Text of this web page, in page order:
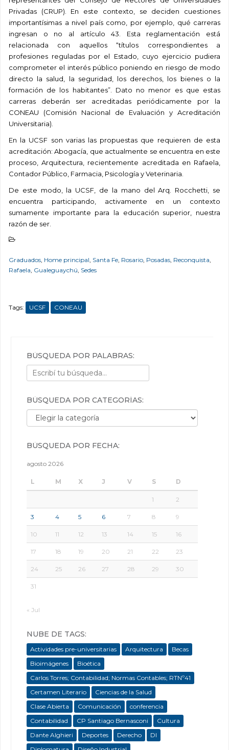
Privadas (CRUP). En este contexto, se deciden cuestiones
importantísimas a nivel país como, por ejemplo, qué carreras
ingresan o no al artículo 43. Esta reglamentación está
relacionada con aquellos “títulos correspondientes a
profesiones reguladas por el Estado, cuyo ejercicio pudiera
comprometer el interés público poniendo en riesgo de modo
directo la salud, la seguridad, los derechos, los bienes o la
formación de los habitantes”. Dato no menor es que estas
carreras deberán ser acreditadas periódicamente por la
CONEAU (Comisión Nacional de Evaluación y Acreditación
Universitaria).
En la UCSF son varias las propuestas que requieren de esta
acreditación: Abogacía, que actualmente se encuentra en este
proceso, Arquitectura, recientemente acreditada en Rafaela,
Contador Público, Farmacia, Psicología y Veterinaria.
De este modo, la UCSF, de la mano del Arq. Rocchetti, se
encuentra participando, activamente en un contexto
sumamente importante para la educación superior, nuestra
razón de ser.
Graduados, Home principal, Santa Fe, Rosario, Posadas, Reconquista,
Rafaela, Gualeguaychú, Sedes
Tags: UCSF CONEAU
BÚSQUEDA POR PALABRAS:
BÚSQUEDA POR CATEGORÍAS:
Búsqueda por categorías:
BÚSQUEDA POR FECHA:
agosto 2026
L M X J V S D
1 2
3 4 5 6 7 8 9
10 11 12 13 14 15 16
17 18 19 20 21 22 23
24 25 26 27 28 29 30
31
« Jul
NUBE DE TAGS:
Actividades pre-universitarias Arquitectura
Becas
Bioimágenes
Bioética
Carlos Torres; Contabilidad; Normas Contables; RTNº41
Certamen Literario
Ciencias de la Salud
Clase Abierta
Comunicación
conferencia
Contabilidad
CP Santiago Bernasconi
Cultura
Dante Alghieri
Deportes Derecho
DI